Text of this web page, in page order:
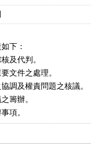
下：
及代判。
文件之處理。
調及權責問題之核議。
籌辦。
項。